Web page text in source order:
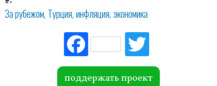
За рубежом Турция инфляция экономика
Fac
ebo
ok r
поддержать проект